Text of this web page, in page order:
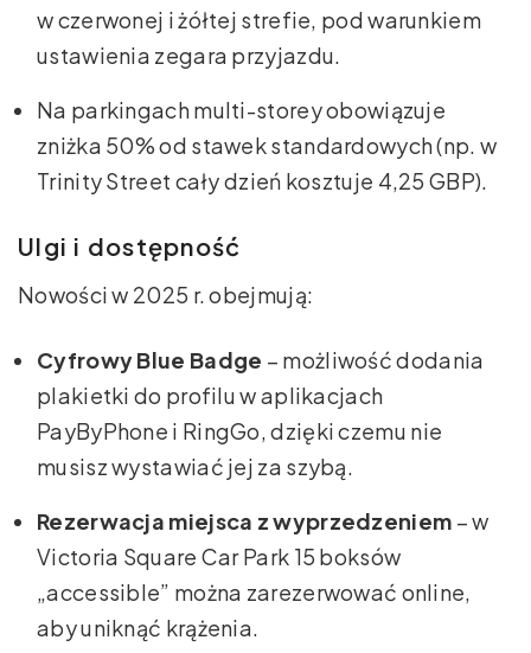
w czerwonej i żółtej strefie, pod warunkiem
ustawienia zegara przyjazdu.
Na parkingach multi-storey obowiązuje
zniżka 50% od stawek standardowych (np. w
Trinity Street cały dzień kosztuje 4,25 GBP).
Ulgi i dostępność
Nowości w 2025 r. obejmują:
Cyfrowy Blue Badge – możliwość dodania
plakietki do profilu w aplikacjach
PayByPhone i RingGo, dzięki czemu nie
musisz wystawiać jej za szybą.
Rezerwacja miejsca z wyprzedzeniem – w
Victoria Square Car Park 15 boksów
„accessible” można zarezerwować online,
aby uniknąć krążenia.